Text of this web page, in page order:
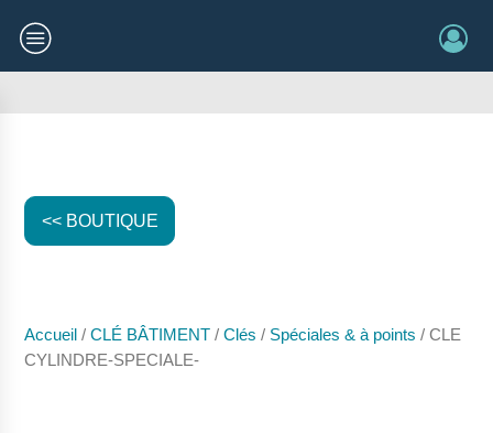
<< BOUTIQUE
Accueil /CLÉ BÂTIMENT /Clés / Spéciales & à points / CLE
CYLINDRE-SPECIALE-